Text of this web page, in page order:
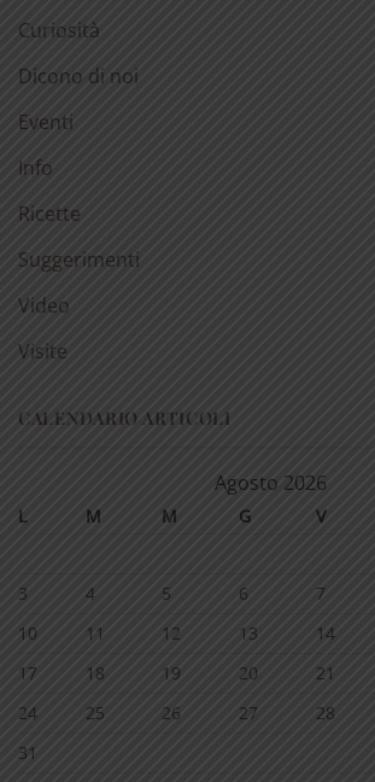
Curiosità
Dicono di noi
Eventi
Info
Ricette
Suggerimenti
Video
Visite
CALENDARIO ARTICOLI
Agosto 2026
L M M G V
3
4 5 6 7
10
11 12 13 14
17
18 19 20 21
24
25 26 27 28
31